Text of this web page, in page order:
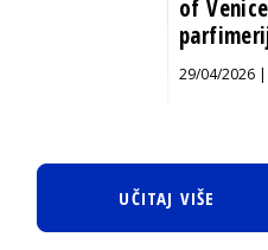
of
29/04/2026
UČITAJ VIŠE